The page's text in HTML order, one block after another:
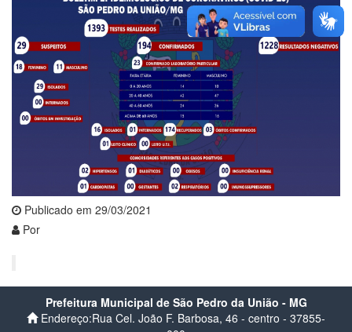
Publicado em 29/03/2021
Por
Prefeitura Municipal de São Pedro da União - MG
Endereço:Rua Cel. João F. Barbosa, 46 - centro - 37855-